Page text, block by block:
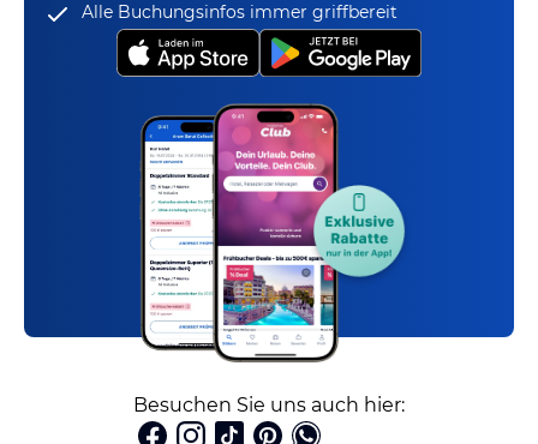
Alle Buchungsinfos immer griffbereit
Besuchen Sie uns auch hier: